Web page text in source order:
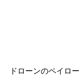
ドローンのペイロ